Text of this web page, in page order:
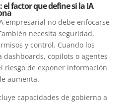
el factor que define si la IA
empresarial no debe enfocarse
necesita seguridad,
y control. Cuando los
dashboards, copilots o agentes
riesgo de exponer información
aumenta.
capacidades de gobierno a